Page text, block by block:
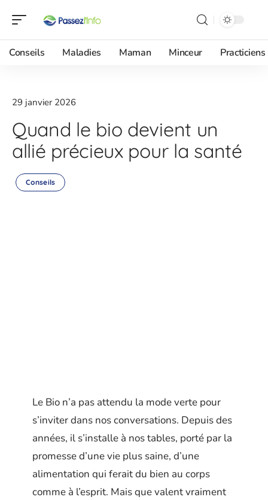
Conseils Maladies Maman Minceur Practiciens
29 janvier 2026
Quand le bio devient un
allié précieux pour la santé
Conseils
Le Bio n’a pas attendu la mode verte pour
s’inviter dans nos conversations. Depuis des
années, il s’installe à nos tables, porté par la
promesse d’une vie plus saine, d’une
alimentation qui ferait du bien au corps
comme à l’esprit. Mais que valent vraiment